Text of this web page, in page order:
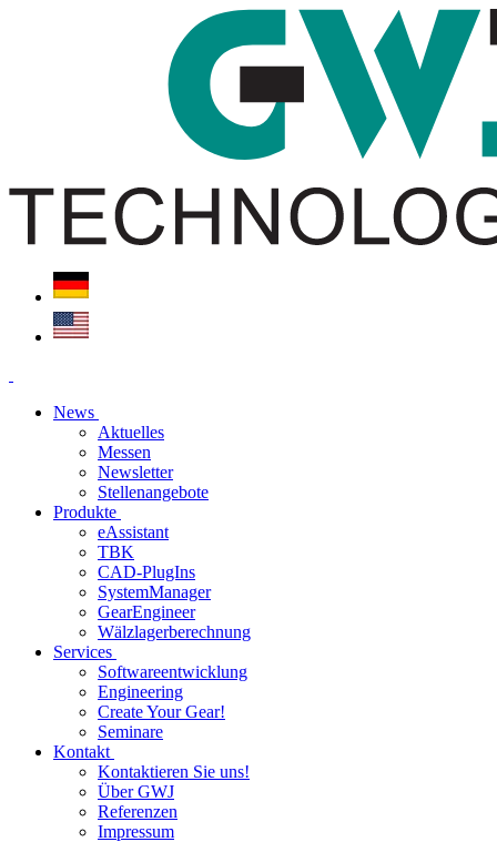
News
Aktuelles
Messen
Newsletter
Stellenangebote
Produkte
eAssistant
TBK
CAD-PlugIns
SystemManager
GearEngineer
Wälzlagerberechnung
Services
Softwareentwicklung
Engineering
Create Your Gear!
Seminare
Kontakt
Kontaktieren Sie uns!
Über GWJ
Referenzen
Impressum